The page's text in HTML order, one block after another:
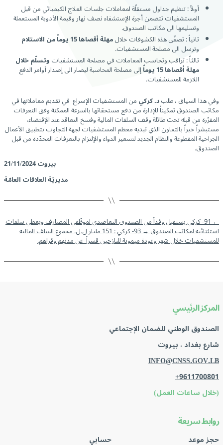
أولاً : تنظيم جداول مستقلّة لمعاملات جلسات العلاج الكيميائي من قبل
المستشفيات تتضمن أجرة الإستشفاء نصف نهار وقيمة الأدوية المستعملة
وتسليمها الى مكاتب الصندوق.
ثانياً : تصفّى هذه الكشوفات خلالمهلة أقصاها 15 يوماً من الاستلام
وترسل الى مصلحة المستشفيات.
ثالثاً : تراقب وتحاسب المعاملات في مصلحة المستشفياتوتسلّم خلال
مهلة أقصاها 15 يوماً إلى مصلحة المحاسبة ليصار الى إصدار أوامر الدفع
اللازمة للمستشفيات.
وفي هذا السياق ، طلبد. كركيمن المستشفيات الإسراع في تقديم معاملاتها في
مكاتب الصندوق تمكيناً للإدارة من دفع مستحقاتها بالسرعة الممكنة وفق التعرفات
المقرّرة من قبله تحت طائلة وقف السلفات المالية وفسخ التعاقد عند الإقتضاء،
مستبشراً خيراً بالتعاون الذي تبديه معظم المستشفيات لجهة التجاوب بتطبيق الأعمال
الجراحية المقطوعة والنظام الجديد لتسعير الدواء والإلتزام بالتعرفات المحدّدة من قبل
الصندوق.
بيروت 21/11/2024
مديريّة العلاقات العامّة
← 91- كركي يستقبل وفداً من الصندوق التعاضدي لموظّفي المصارف ويعطي سلفات
استثنائية لمكاتب الصندوق→ 93- كركي : 151 مليار ل.ل. مجموع السلف المالية
للمستشفيات خلال شهر وعودة ميمونة للنازحين قسراً عن مدنهم وقراهم.
المركز الرئيسي
الصندوق الوطني للضمان الإجتماعي
شارع بغداد ، بيروت
INFO@CNSS.GOV.LB
+9611700801
(خلال ساعات العمل)
روابط سريعة
حجز موعد حسابي